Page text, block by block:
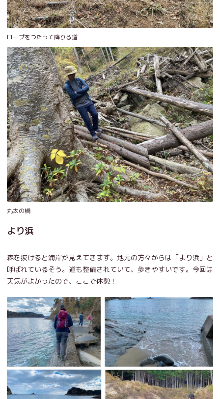
ロープをつたって降りる道
丸太の橋
より浜
森を抜けると海岸が見えてきます。地元の方々からは「より浜」と
呼ばれているそう。道も整備されていて、歩きやすいです。今回は
天気がよかったので、ここで休憩！